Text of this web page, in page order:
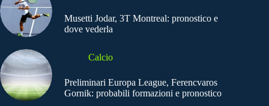
Musetti Jodar, 3T Montreal: pronostico e
dove vederla
Calcio
Preliminari Europa League, Ferencvaros
Gornik: probabili formazioni e pronostico